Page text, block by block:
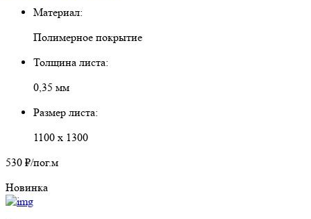
Материал:
Полимерное покрытие
Толщина листа:
0,35 мм
Размер листа:
1100 х 1300
530 ₽/пог.м
Новинка